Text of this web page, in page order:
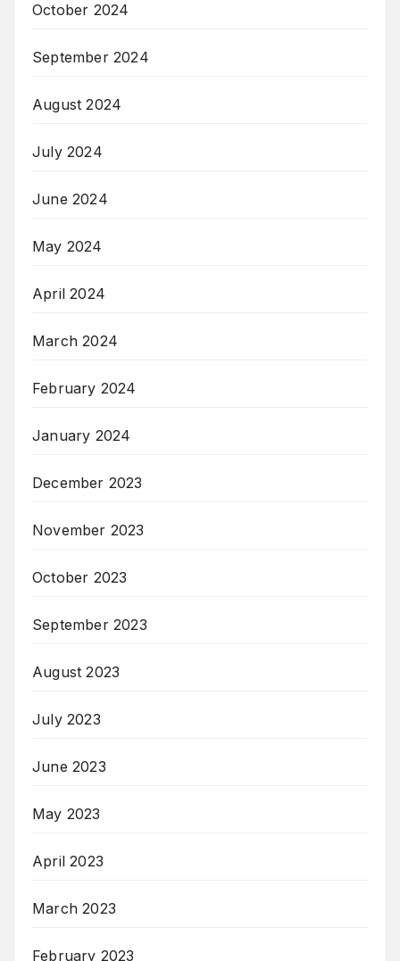
October 2024
September 2024
August 2024
July 2024
June 2024
May 2024
April 2024
March 2024
February 2024
January 2024
December 2023
November 2023
October 2023
September 2023
August 2023
July 2023
June 2023
May 2023
April 2023
March 2023
February 2023